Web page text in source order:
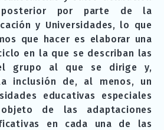
posterior por parte de la
y Universidades, lo que
que hacer es elaborar una
en la que se describan las
grupo al que se dirige y,
inclusión de, al menos, un
educativas especiales
de las adaptaciones
en cada una de las